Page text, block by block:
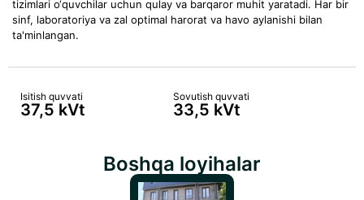
tizimlari o‘quvchilar uchun qulay va barqaror muhit yaratadi. Har bir
sinf, laboratoriya va zal optimal harorat va havo aylanishi bilan
ta'minlangan.
Isitish quvvati
37,5 kVt
Sovutish quvvati
33,5 kVt
Boshqa loyihalar